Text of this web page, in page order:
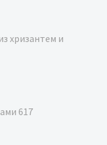
хризантем и
617